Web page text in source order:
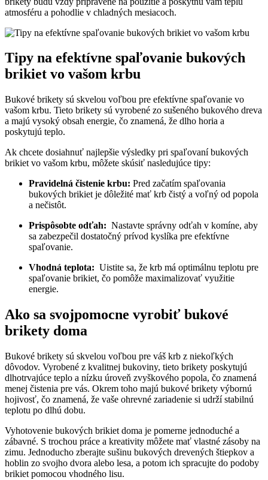
atmosféru⁢ a ​pohodlie v ⁢chladných mesiacoch.
Tipy na efektívne spaľovanie bukových
‍brikiet​ vo vašom krbu
Bukové brikety ‍sú ‍skvelou voľbou pre‍ efektívne spaľovanie vo
vašom krbu.⁣ Tieto brikety sú⁤ vyrobené zo sušeného‍ bukového dreva
a majú vysoký obsah energie, ⁤čo znamená,‌ že dlho horia a
poskytujú teplo.
Ak chcete dosiahnuť najlepšie výsledky pri spaľovaní⁢ bukových
brikiet vo⁤ vašom krbu,‍ môžete skúsiť nasledujúce ​tipy:
Pravidelná ⁣čistenie krbu: Pred začatím spaľovania‍
bukových‍ brikiet ‍je dôležité mať⁣ krb čistý ​a voľný⁣ od popola
a nečistôt.
Prispôsobte odťah: ⁢ Nastavte správny⁤ odťah⁢ v ⁤komíne,​ aby
sa zabezpečil ⁢dostatočný prívod‍ kyslíka pre efektívne
spaľovanie.
Vhodná teplota: ⁤ Uistite sa, že krb má ‌optimálnu ⁢teplotu pre
spaľovanie brikiet, čo pomôže‍ maximalizovať⁤ využitie
energie.
Ako sa svojpomocne vyrobiť​ bukové
brikety doma
Bukové brikety sú skvelou voľbou pre⁣ váš krb z niekoľkých
dôvodov. Vyrobené z kvalitnej bukoviny,⁣ tieto brikety poskytujú ​
dlhotrvajúce teplo a nízku⁤ úroveň zvyškového⁤ popola, čo znamená
menej čistenia pre ⁤vás. Okrem toho majú ‍bukové brikety‌ výbornú
hojivosť, čo znamená, že vaše‍ ohrevné zariadenie si udrží​ stabilnú
teplotu po dlhú dobu.
Vyhotovenie bukových​ brikiet doma je pomerne jednoduché a
⁢zábavné. S trochou práce‍ a kreativity môžete mať vlastné zásoby ‌na
zimu. Jednoducho zberajte sušinu bukových⁣ drevených štiepkov a
⁣hoblin zo ‌svojho ⁢dvora⁤ alebo lesa, ⁢a potom ich⁤ spracujte do podoby​
brikiet pomocou vhodného⁣ lisu.